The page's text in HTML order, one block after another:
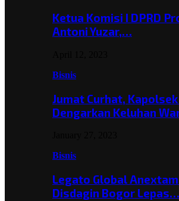
Ketua Komisi I DPRD
Antoni Yuzar,…
Bisnis
Jumat Curhat,
Dengarkan Keluhan
Bisnis
Legato Global
Disdagin Bogor Lepas…